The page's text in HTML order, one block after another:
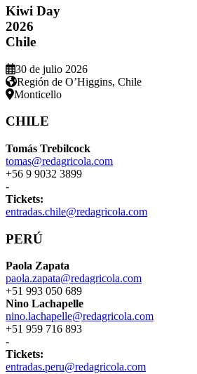
Kiwi Day
2026
Chile
30 de julio 2026
Región de O’Higgins, Chile
Monticello
CHILE
Tomás Trebilcock
tomas@redagricola.com
+56 9 9032 3899
-
Tickets:
entradas.chile@redagricola.com
PERÚ
Paola Zapata
paola.zapata@redagricola.com
+51 993 050 689
Nino Lachapelle
nino.lachapelle@redagricola.com
+51 959 716 893
-
Tickets:
entradas.peru@redagricola.com